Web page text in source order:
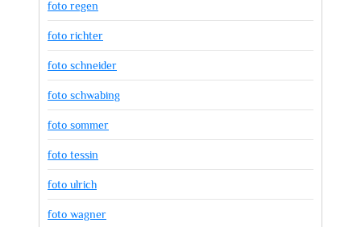
foto regen
foto richter
foto schneider
foto schwabing
foto sommer
foto tessin
foto ulrich
foto wagner